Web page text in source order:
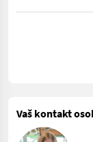
EDV 69049
Vaš kontakt